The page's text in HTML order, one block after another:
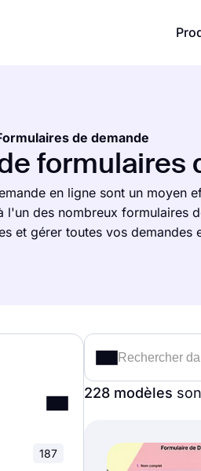
de demande
formulaires
en ligne sont un moyen
l'un des nombreux formulaires
et gérer toutes vos demandes
187
228 modèles